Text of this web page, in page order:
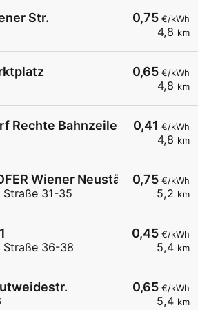
0,75 €/kWh
4,8 km
Str.
0,65 €/kWh
4,8 km
0,41 €/kWh
4,8 km
Rechte Bahnzeile P&R
0,75 €/kWh
5,2 km
Wiener Neustädter Str.
Straße 31-35
0,45 €/kWh
5,4 km
Straße 36-38
0,65 €/kWh
5,4 km